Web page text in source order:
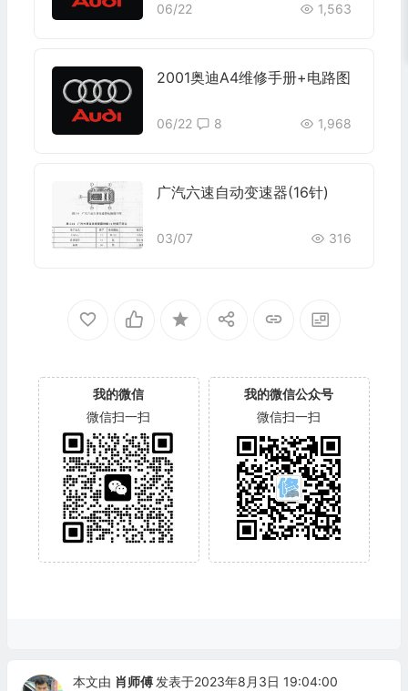
06/22 1,563
2001奥迪A4维修手册+电路图
06/22 1,968
8
广汽六速自动变速器(16针)
03/07 316
我的微信
微信扫一扫
我的微信公众号
微信扫一扫
本文由 肖师傅 发表于2023年8月3日 19:04:00